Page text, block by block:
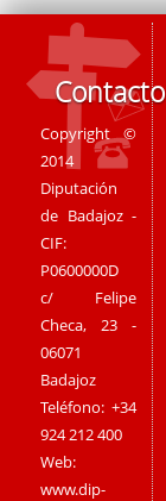
Contacto
Copyright ©
2014
Diputación
de Badajoz -
CIF:
P0600000D
c/ Felipe
Checa, 23 -
06071
Badajoz
Teléfono: +34
924 212 400
Web:
www.dip-